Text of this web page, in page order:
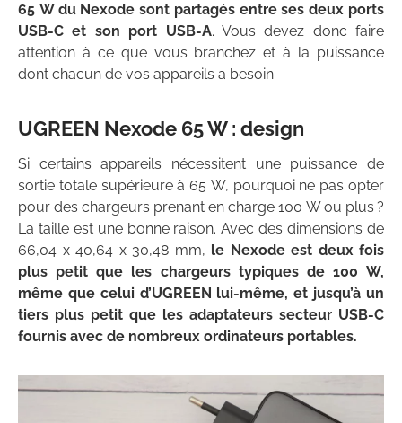
65 W du Nexode sont partagés entre ses deux ports
USB-C et son port USB-A. Vous devez donc faire
attention à ce que vous branchez et à la puissance
dont chacun de vos appareils a besoin.
UGREEN Nexode 65 W : design
Si certains appareils nécessitent une puissance de
sortie totale supérieure à 65 W, pourquoi ne pas opter
pour des chargeurs prenant en charge 100 W ou plus ?
La taille est une bonne raison. Avec des dimensions de
66,04 x 40,64 x 30,48 mm, le Nexode est deux fois
plus petit que les chargeurs typiques de 100 W,
même que celui d’UGREEN lui-même, et jusqu’à un
tiers plus petit que les adaptateurs secteur USB-C
fournis avec de nombreux ordinateurs portables.